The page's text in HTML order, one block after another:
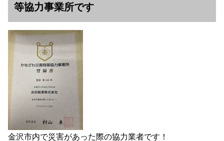
等協力事業所です
金沢市内で災害があった際の協力業者です！